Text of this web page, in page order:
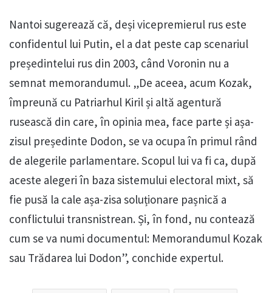
Nantoi sugerează că, deși vicepremierul rus este
confidentul lui Putin, el a dat peste cap scenariul
președintelui rus din 2003, când Voronin nu a
semnat memorandumul. „De aceea, acum Kozak,
împreună cu Patriarhul Kiril și altă agentură
rusească din care, în opinia mea, face parte și așa-
zisul președinte Dodon, se va ocupa în primul rând
de alegerile parlamentare. Scopul lui va fi ca, după
aceste alegeri în baza sistemului electoral mixt, să
fie pusă la cale așa-zisa soluționare pașnică a
conflictului transnistrean. Și, în fond, nu contează
cum se va numi documentul: Memorandumul Kozak
sau Trădarea lui Dodon”, conchide expertul.